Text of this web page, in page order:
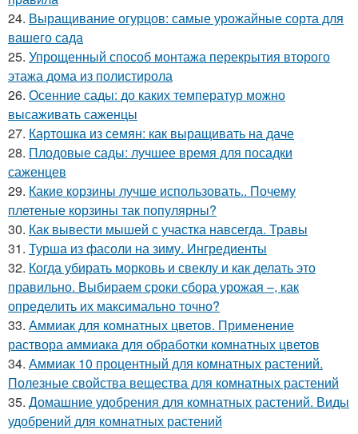
24. Выращивание огурцов: самые урожайные сорта для
вашего сада
25. Упрощенный способ монтажа перекрытия второго
этажа дома из полистирола
26. Осенние сады: до каких температур можно
высаживать саженцы
27. Картошка из семян: как выращивать на даче
28. Плодовые сады: лучшее время для посадки
саженцев
29. Какие корзины лучше использовать.. Почему
плетеные корзины так популярны?
30. Как вывести мышей с участка навсегда. Травы
31. Турша из фасоли на зиму. Ингредиенты
32. Когда убирать морковь и свеклу и как делать это
правильно. Выбираем сроки сбора урожая –, как
определить их максимально точно?
33. Аммиак для комнатных цветов. Применение
раствора аммиака для обработки комнатных цветов
34. Аммиак 10 процентный для комнатных растений.
Полезные свойства вещества для комнатных растений
35. Домашние удобрения для комнатных растений. Виды
удобрений для комнатных растений